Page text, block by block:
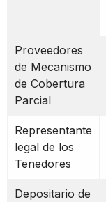
Proveedores
de Mecanismo
de Cobertura
Parcial
Representante
legal de los
Tenedores
Depositario de